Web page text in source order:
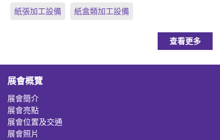
紙張加工設備 紙盒類加工設備
查看更多
展會概覽
展會簡介
展會亮點
展會位置及交通
展會照片